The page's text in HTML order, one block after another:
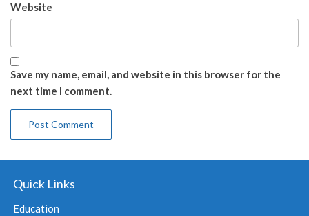
Website
Save my name, email, and website in this browser for the
next time I comment.
Quick Links
Education